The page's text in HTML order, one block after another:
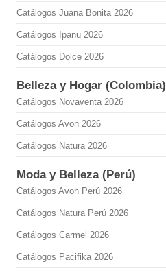
Catálogos Juana Bonita 2026
Catálogos Ipanu 2026
Catálogos Dolce 2026
Belleza y Hogar (Colombia)
Catálogos Novaventa 2026
Catálogos Avon 2026
Catálogos Natura 2026
Moda y Belleza (Perú)
Catálogos Avon Perú 2026
Catálogos Natura Perú 2026
Catálogos Carmel 2026
Catálogos Pacifika 2026